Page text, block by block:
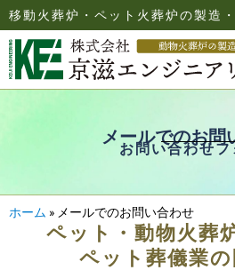
移動火葬炉・ペット火葬炉の製造
メールでのお問
お問い合わせフ
ホーム » メールでのお問い合わせ
ペット・動物火葬
ペット葬儀業